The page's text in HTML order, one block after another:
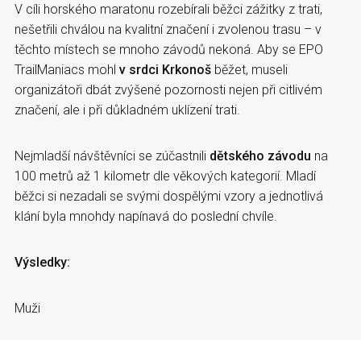
V cíli horského maratonu rozebírali běžci zážitky z trati,
nešetřili chválou na kvalitní značení i zvolenou trasu – v
těchto místech se mnoho závodů nekoná. Aby se EPO
TrailManiacs mohl v srdci Krkonoš běžet, museli
organizátoři dbát zvýšené pozornosti nejen při citlivém
značení, ale i při důkladném uklízení trati.
Nejmladší návštěvníci se zúčastnili dětského závodu na
100 metrů až 1 kilometr dle věkových kategorií. Mladí
běžci si nezadali se svými dospělými vzory a jednotlivá
klání byla mnohdy napínavá do poslední chvíle.
Výsledky:
Muži